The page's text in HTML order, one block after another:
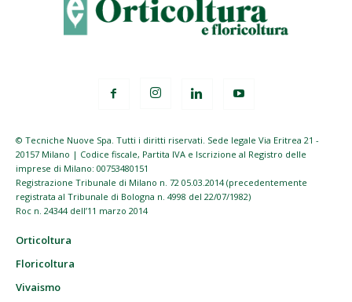
© Tecniche Nuove Spa. Tutti i diritti riservati. Sede legale Via Eritrea 21 -
20157 Milano | Codice fiscale, Partita IVA e Iscrizione al Registro delle
imprese di Milano: 00753480151
Registrazione Tribunale di Milano n. 72 05.03.2014 (precedentemente
registrata al Tribunale di Bologna n. 4998 del 22/07/1982)
Roc n. 24344 dell’11 marzo 2014
Orticoltura
Floricoltura
Vivaismo